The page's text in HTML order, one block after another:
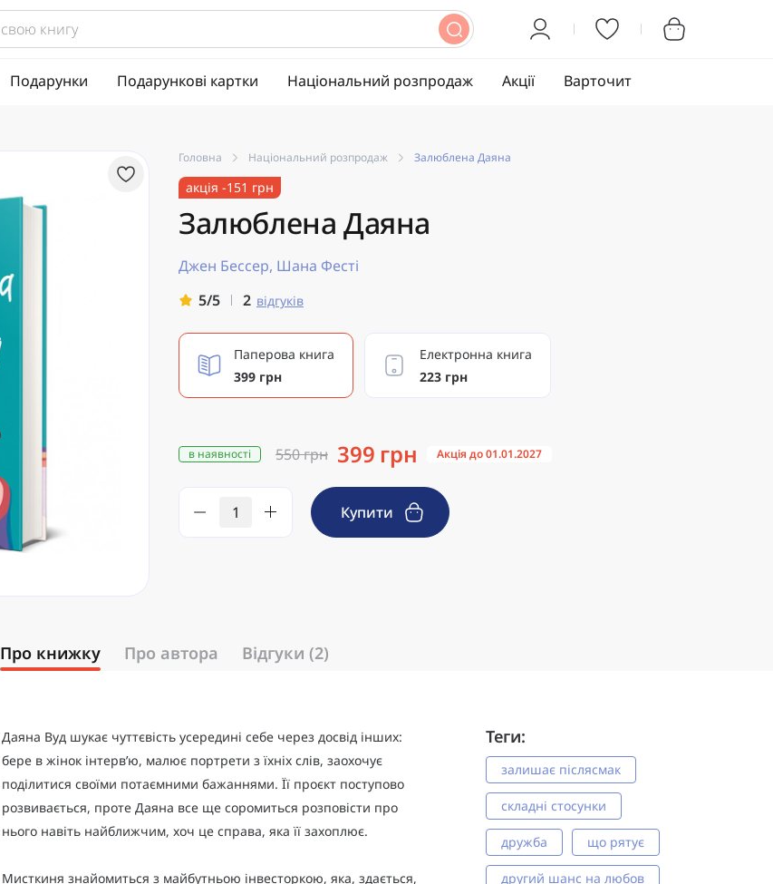
Подарунки Подарункові картки Національний розпродаж Акції Варточит
Головна Національний розпродаж Залюблена Даяна
акція -151 грн
Залюблена Даяна
Джен Бессер, Шана Фесті
5/5
2 відгуків
Паперова книга
399 грн
Електронна книга
223 грн
в наявності 550 грн 399 грн Акція до 01.01.2027
Купити
Про книжку Про автора Відгуки (2)
Даяна Вуд шукає чуттєвість усередині себе через досвід інших:
бере в жінок інтерв’ю, малює портрети з їхніх слів, заохочує
поділитися своїми потаємними бажаннями. Її проєкт поступово
розвивається, проте Даяна все ще соромиться розповісти про
нього навіть найближчим, хоч це справа, яка її захоплює.
Мисткиня знайомиться з майбутньою інвесторкою, яка, здається,
Теги:
залишає післясмак
складні стосунки
дружба що рятує
другий шанс на любов